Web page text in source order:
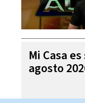
Mi Casa
agosto